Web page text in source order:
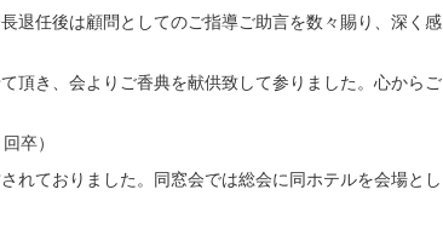
退任後は顧問としてのご指導ご助言を数々賜り、深く感
頂き、会よりご香典を献供致して参りました。心からご
卒）
れておりました。同窓会では総会に同ホテルを会場とし
ております。